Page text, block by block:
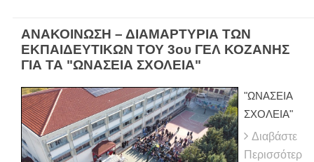
ΑΝΑΚΟΙΝΩΣΗ – ΔΙΑΜΑΡΤΥΡΙΑ ΤΩΝ
ΕΚΠΑΙΔΕΥΤΙΚΩΝ ΤΟΥ 3ου ΓΕΛ ΚΟΖΑΝΗΣ
ΓΙΑ ΤΑ "ΩΝΑΣΕΙΑ ΣΧΟΛΕΙΑ"
"ΩΝΑΣΕΙΑ
ΣΧΟΛΕΙΑ"
Διαβάστε
Περισσότερ